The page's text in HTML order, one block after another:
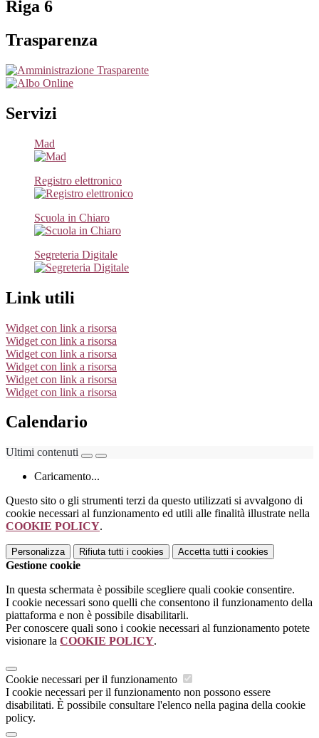
Riga 6
Trasparenza
Servizi
Mad
Registro elettronico
Scuola in Chiaro
Segreteria Digitale
Link utili
Widget con link a risorsa
Widget con link a risorsa
Widget con link a risorsa
Widget con link a risorsa
Widget con link a risorsa
Widget con link a risorsa
Calendario
Ultimi contenuti
Caricamento...
Questo sito o gli strumenti terzi da questo utilizzati si avvalgono di
cookie necessari al funzionamento ed utili alle finalità illustrate nella
COOKIE POLICY.
Personalizza Rifiuta tutti i cookies Accetta tutti i cookies
Gestione cookie
In questa schermata è possibile scegliere quali cookie consentire.
I cookie necessari sono quelli che consentono il funzionamento della
piattaforma e non è possibile disabilitarli.
Per conoscere quali sono i cookie necessari al funzionamento potete
visionare la COOKIE POLICY.
Cookie necessari per il funzionamento
I cookie necessari per il funzionamento non possono essere
disabilitati. È possibile consultare l'elenco nella pagina della cookie
policy.